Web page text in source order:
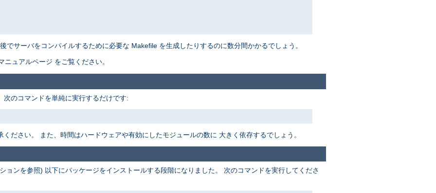
サーバをコンパイルするために必要な Makefile を生成したりするのに数分間かかるでしょう。
ニュアルページ をご覧ください。
のコマンドを単純に実行するだけです:
ださい。 また、時間はハードウェアや有効にしたモジュールの数に 大きく依存するでしょう。
ョンを参照) 以下にパッケージをインストールする段階になりました。 次のコマンドを実行してくださ